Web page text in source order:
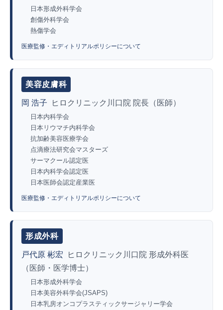
日本形成外科学会
創傷外科学会
熱傷学会
医療監修・エディトリアルポリシーについて
美容皮膚科
岡 浩子 ヒロクリニック川口院 院長（医師）
日本内科学会
日本リウマチ内科学会
抗加齢美容医療学会
点滴療法研究会マスターズ
サーマクール認定医
日本内科学会認定医
日本医師会認定産業医
医療監修・エディトリアルポリシーについて
形成外科
戸代原 彬宏
ヒロクリニック川口院 形成外科医
（医師・医学博士）
日本形成外科学会
日本美容外科学会(JSAPS)
日本乳房オンコプラスティックサージャリー学会